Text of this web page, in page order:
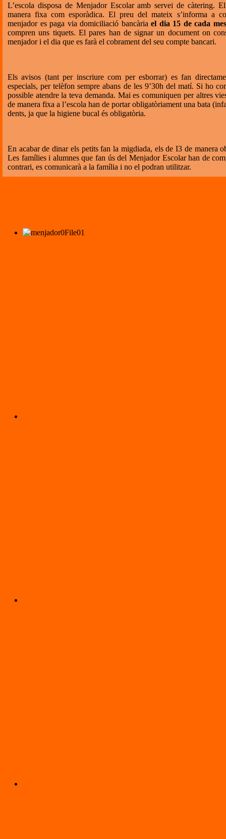
L’escola disposa de Menjador Escolar amb servei de càtering.
manera fixa com esporàdica. El preu del mateix s’informa a
menjador es paga via domiciliació bancària el dia 15 de cada mes
compren uns tiquets. El pares han de signar un document on
menjador i el dia que es farà el cobrament del seu compte bancari.
Els avisos (tant per inscriure com per esborrar) es fan
especials, per telèfon sempre abans de les 9’30h del matí. Si ho
possible atendre la teva demanda. Mai es comuniquen per altres
de manera fixa a l’escola han de portar obligatòriament una bata
dents, ja que la higiene bucal és obligatòria.
En acabar de dinar els petits fan la migdiada, els de I3 de manera
Les famílies i alumnes que fan ús del Menjador Escolar han de
contrari, es comunicarà a la família i no el podran utilitzar.